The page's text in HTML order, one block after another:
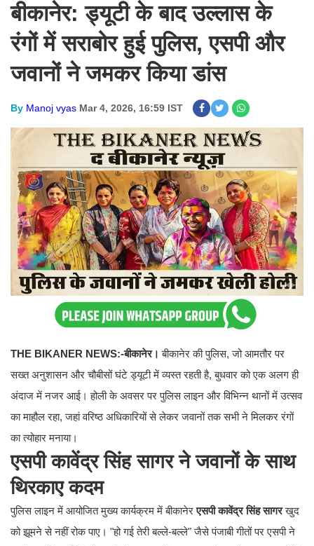
बीकानेर: ड्यूटी के बाद उल्लास के
रंगों में सराबोर हुई पुलिस, एसपी और
जवानों ने जमकर किया डांस
By Manoj vyas Mar 4, 2026, 16:59 IST
THE BIKANER NEWS:-बीकानेर। बीकानेर की पुलिस, जो आमतौर पर
सख्त अनुशासन और चौबीसों घंटे ड्यूटी में व्यस्त रहती है, बुधवार को एक अलग ही
अंदाज में नजर आई। होली के अवसर पर पुलिस लाइन और विभिन्न थानों में उत्सव
का माहौल रहा, जहां वरिष्ठ अधिकारियों से लेकर जवानों तक सभी ने मिलकर रंगों
का त्योहार मनाया।
एसपी कावेंद्र सिंह सागर ने जवानों के साथ
थिरकाए कदम
​पुलिस लाइन में आयोजित मुख्य कार्यक्रम में बीकानेरएसपी कावेंद्र सिंह सागरखुद
को झूमने से नहीं रोक पाए। "हो गई तेरी बल्ले-बल्ले" जैसे पंजाबी गीतों पर एसपी ने